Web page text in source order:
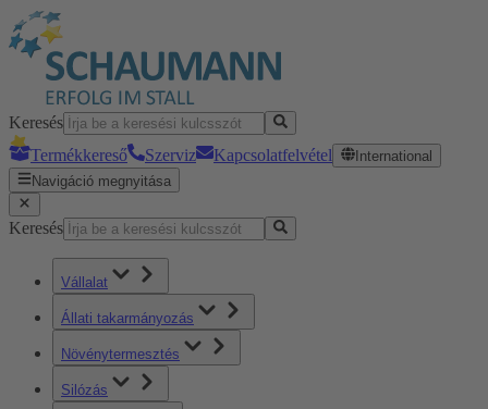
Keresés
Termékkereső
Szerviz Kapcsolatfelvétel
International
Navigáció megnyitása
Keresés
Vállalat
Állati takarmányozás
Növénytermesztés
Silózás